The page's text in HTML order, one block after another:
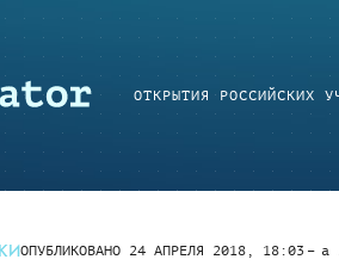
ОТКРЫТИЯ РОССИЙСКИХ
ОПУБЛИКОВАНО 24 АПРЕЛЯ 2018, 18:03 a